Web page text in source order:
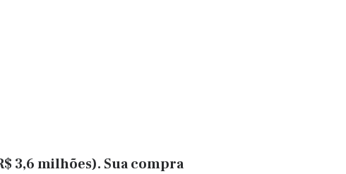
3,6 milhões). Sua compra